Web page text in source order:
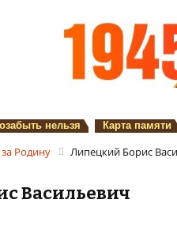
нельзя Карта памяти
Родину Липецкий Борис
Васильевич